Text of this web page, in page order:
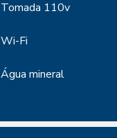
Tomada 110v
Wi-Fi
Água mineral